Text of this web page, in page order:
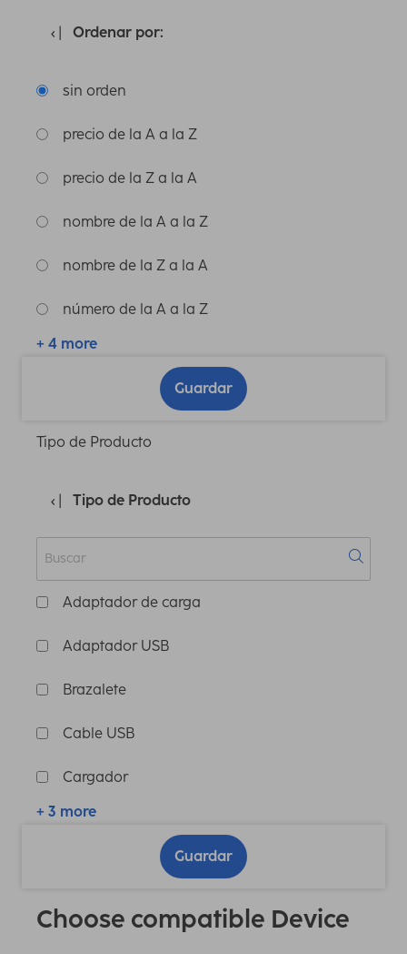
Ordenar por:
sin orden
precio de la A a la Z
precio de la Z a la A
nombre de la A a la Z
nombre de la Z a la A
número de la A a la Z
+ 4 more
Guardar
Tipo de Producto
Tipo de Producto
Adaptador de carga
Adaptador USB
Brazalete
Cable USB
Cargador
+ 3 more
Guardar
Choose compatible Device